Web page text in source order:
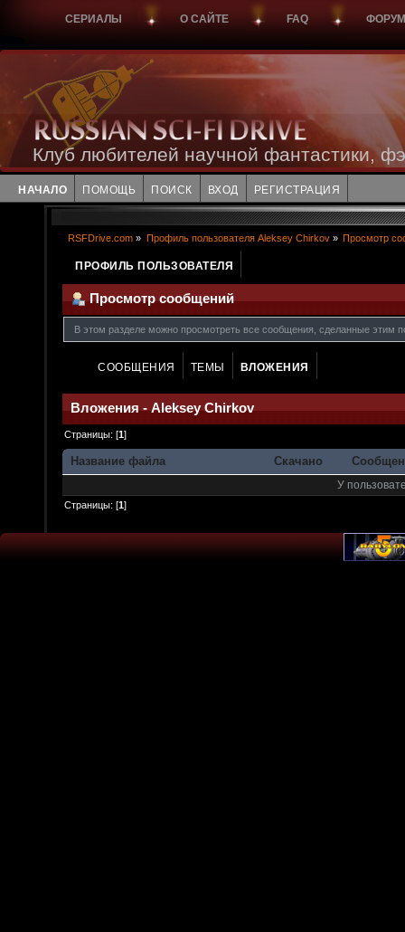
СЕРИАЛЫ О САЙТЕ FAQ ФОРУМ
Клуб любителей научной фантастики,
НАЧАЛО ПОМОЩЬ ПОИСК ВХОД РЕГИСТРАЦИЯ
RSFDrive.com » Профиль пользователя Aleksey Chirkov» Просмотр
ПРОФИЛЬ ПОЛЬЗОВАТЕЛЯ
Просмотр сообщений
В этом разделе можно просмотреть все сообщения, сделанные этим
СООБЩЕНИЯ ТЕМЫ ВЛОЖЕНИЯ
Вложения - Aleksey Chirkov
Страницы: [1]
Название файла Скачано
У
Страницы: [1]